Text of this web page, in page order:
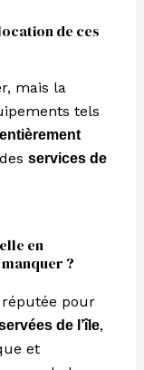
de ces
mais la
tels
services de
en
?
réputée pour
de l’île,
et